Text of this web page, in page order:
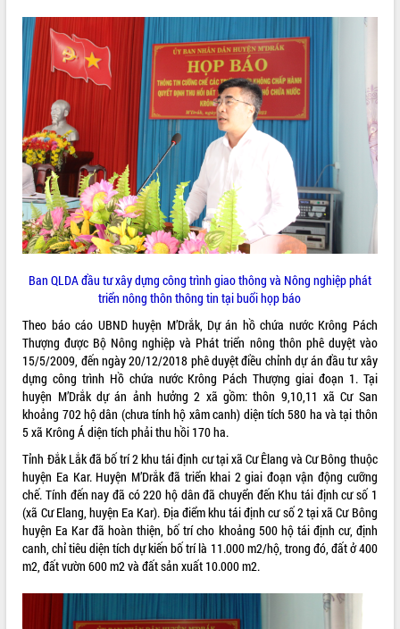
Không có file video nào để phát.
ALBUM ẢNH
THỐNG KÊ TRUY CẬP
Hôm nay: 16111
Tất cả: 66061434
Ban QLDA đầu tư xây dựng công trình giao thông và Nông nghiệp phát
triển nông thôn thông tin tại buổi họp báo
Theo báo cáo UBND huyện M’Drắk, Dự án hồ chứa nước Krông Pách
Thượng được Bộ Nông nghiệp và Phát triển nông thôn phê duyệt vào
15/5/2009, đến ngày 20/12/2018 phê duyệt điều chỉnh dự án đầu tư xây
dựng công trình Hồ chứa nước Krông Pách Thượng giai đoạn 1. Tại
huyện M’Drắk dự án ảnh hưởng 2 xã gồm: thôn 9,10,11 xã Cư San
khoảng 702 hộ dân (chưa tính hộ xâm canh) diện tích 580 ha và tại thôn
5 xã Krông Á diện tích phải thu hồi 170 ha.
Tỉnh Đắk Lắk đã bố trí 2 khu tái định cư tại xã Cư Êlang và Cư Bông thuộc
huyện Ea Kar. Huyện M’Drắk đã triển khai 2 giai đoạn vận động cưỡng
chế. Tính đến nay đã có 220 hộ dân đã chuyển đến Khu tái định cư số 1
(xã Cư Elang, huyện Ea Kar). Địa điểm khu tái định cư số 2 tại xã Cư Bông
huyện Ea Kar đã hoàn thiện, bố trí cho khoảng 500 hộ tái định cư, định
canh, chỉ tiêu diện tích dự kiến bố trí là 11.000 m2/hộ, trong đó, đất ở 400
m2, đất vườn 600 m2 và đất sản xuất 10.000 m2.